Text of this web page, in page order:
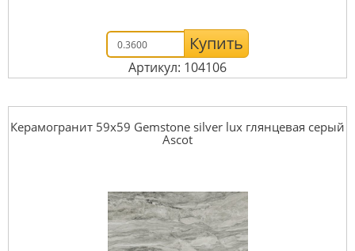
Купить
Артикул: 104106
Керамогранит 59x59 Gemstone silver lux глянцевая серый
Ascot